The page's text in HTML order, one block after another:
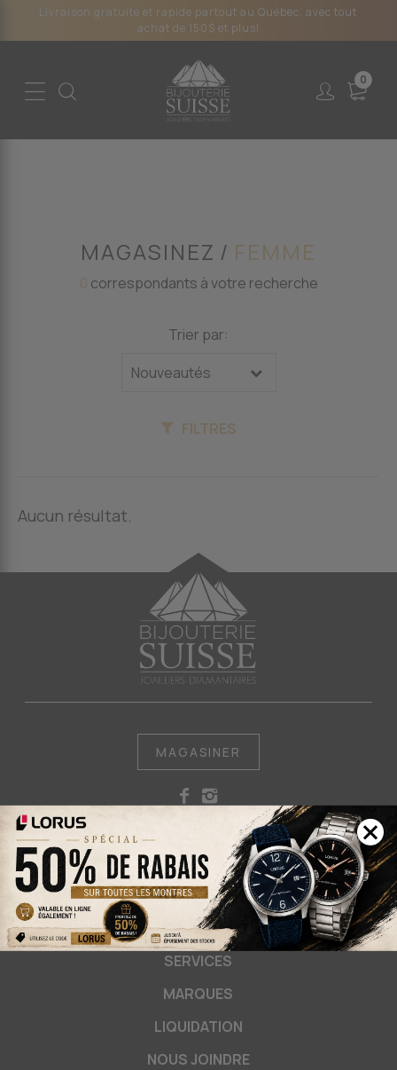
Livraison gratuite et rapide partout au Québec, avec tout
achat de 150$ et plus!
0
MAGASINEZ FEMME
0 correspondants à votre recherche
Trier par:
FILTRES
Aucun résultat.
MAGASINER
FEMME
HOMME
SOLDES
SERVICES
MARQUES
LIQUIDATION
NOUS JOINDRE